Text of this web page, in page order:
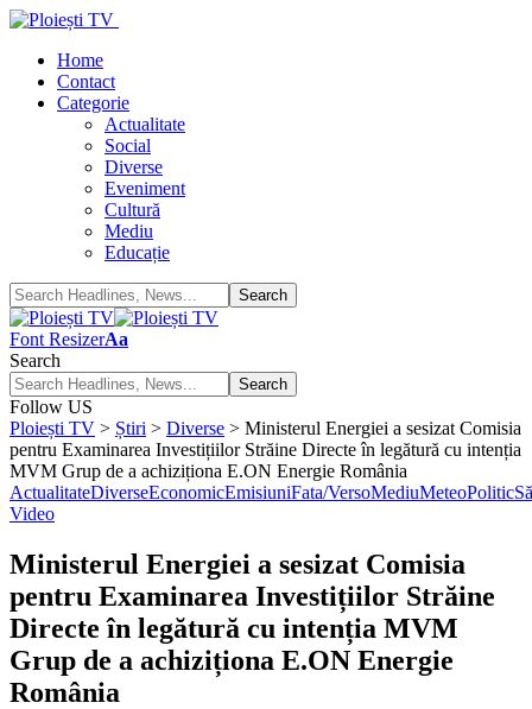
Home
Contact
Categorie
Actualitate
Social
Diverse
Eveniment
Cultură
Mediu
Educație
Font ResizerAa
Search
Follow US
Ploiești TV > Știri > Diverse > Ministerul Energiei a sesizat Comisia
pentru Examinarea Investițiilor Străine Directe în legătură cu intenția
MVM Grup de a achiziționa E.ON Energie România
ActualitateDiverseEconomicEmisiuniFata/VersoMediuMeteoPolitic
Video
Ministerul Energiei a sesizat Comisia
pentru Examinarea Investițiilor Străine
Directe în legătură cu intenția MVM
Grup de a achiziționa E.ON Energie
România